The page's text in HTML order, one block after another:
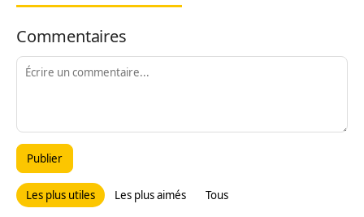
Commentaires
Publier
Les plus utiles Les plus aimés Tous